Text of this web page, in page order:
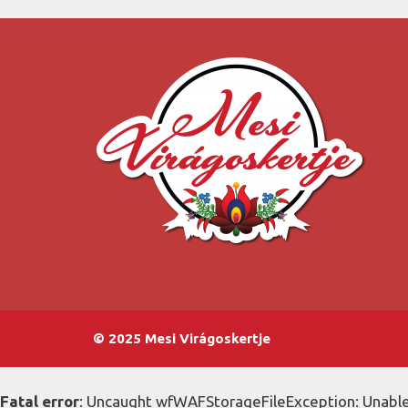
© 2025 Mesi Virágoskertje
Fatal error: Uncaught wfWAFStorageFileException: